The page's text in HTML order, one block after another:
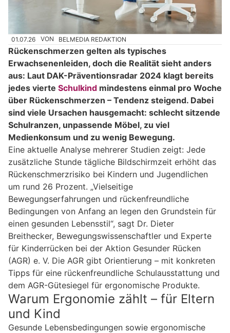
01.07.26 VON BELMEDIA REDAKTION
Rückenschmerzen gelten als typisches
Erwachsenenleiden, doch die Realität sieht anders
aus: Laut DAK-Präventionsradar 2024 klagt bereits
jedes vierte Schulkind mindestens einmal pro Woche
über Rückenschmerzen – Tendenz steigend. Dabei
sind viele Ursachen hausgemacht: schlecht sitzende
Schulranzen, unpassende Möbel, zu viel
Medienkonsum und zu wenig Bewegung.
Eine aktuelle Analyse mehrerer Studien zeigt: Jede
zusätzliche Stunde tägliche Bildschirmzeit erhöht das
Rückenschmerzrisiko bei Kindern und Jugendlichen
um rund 26 Prozent. „Vielseitige
Bewegungserfahrungen und rückenfreundliche
Bedingungen von Anfang an legen den Grundstein für
einen gesunden Lebensstil“, sagt Dr. Dieter
Breithecker, Bewegungswissenschaftler und Experte
für Kinderrücken bei der Aktion Gesunder Rücken
(AGR) e. V. Die AGR gibt Orientierung – mit konkreten
Tipps für eine rückenfreundliche Schulausstattung und
dem AGR-Gütesiegel für ergonomische Produkte.
Warum Ergonomie zählt – für Eltern
und Kind
Gesunde Lebensbedingungen sowie ergonomische